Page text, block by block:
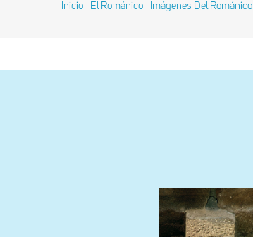
Sobrescribir
Inicio - El Románico - Imágenes Del Románico